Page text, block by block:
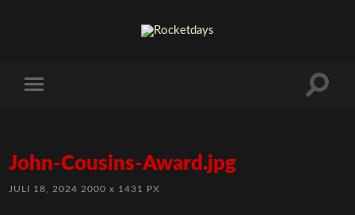
John-Cousins-Award.jpg
JULI 18, 2024 2000x 1431 PX